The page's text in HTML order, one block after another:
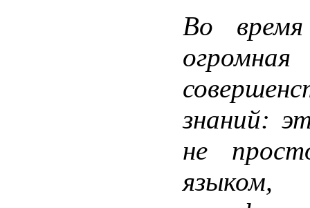
Во время
знаний:
не